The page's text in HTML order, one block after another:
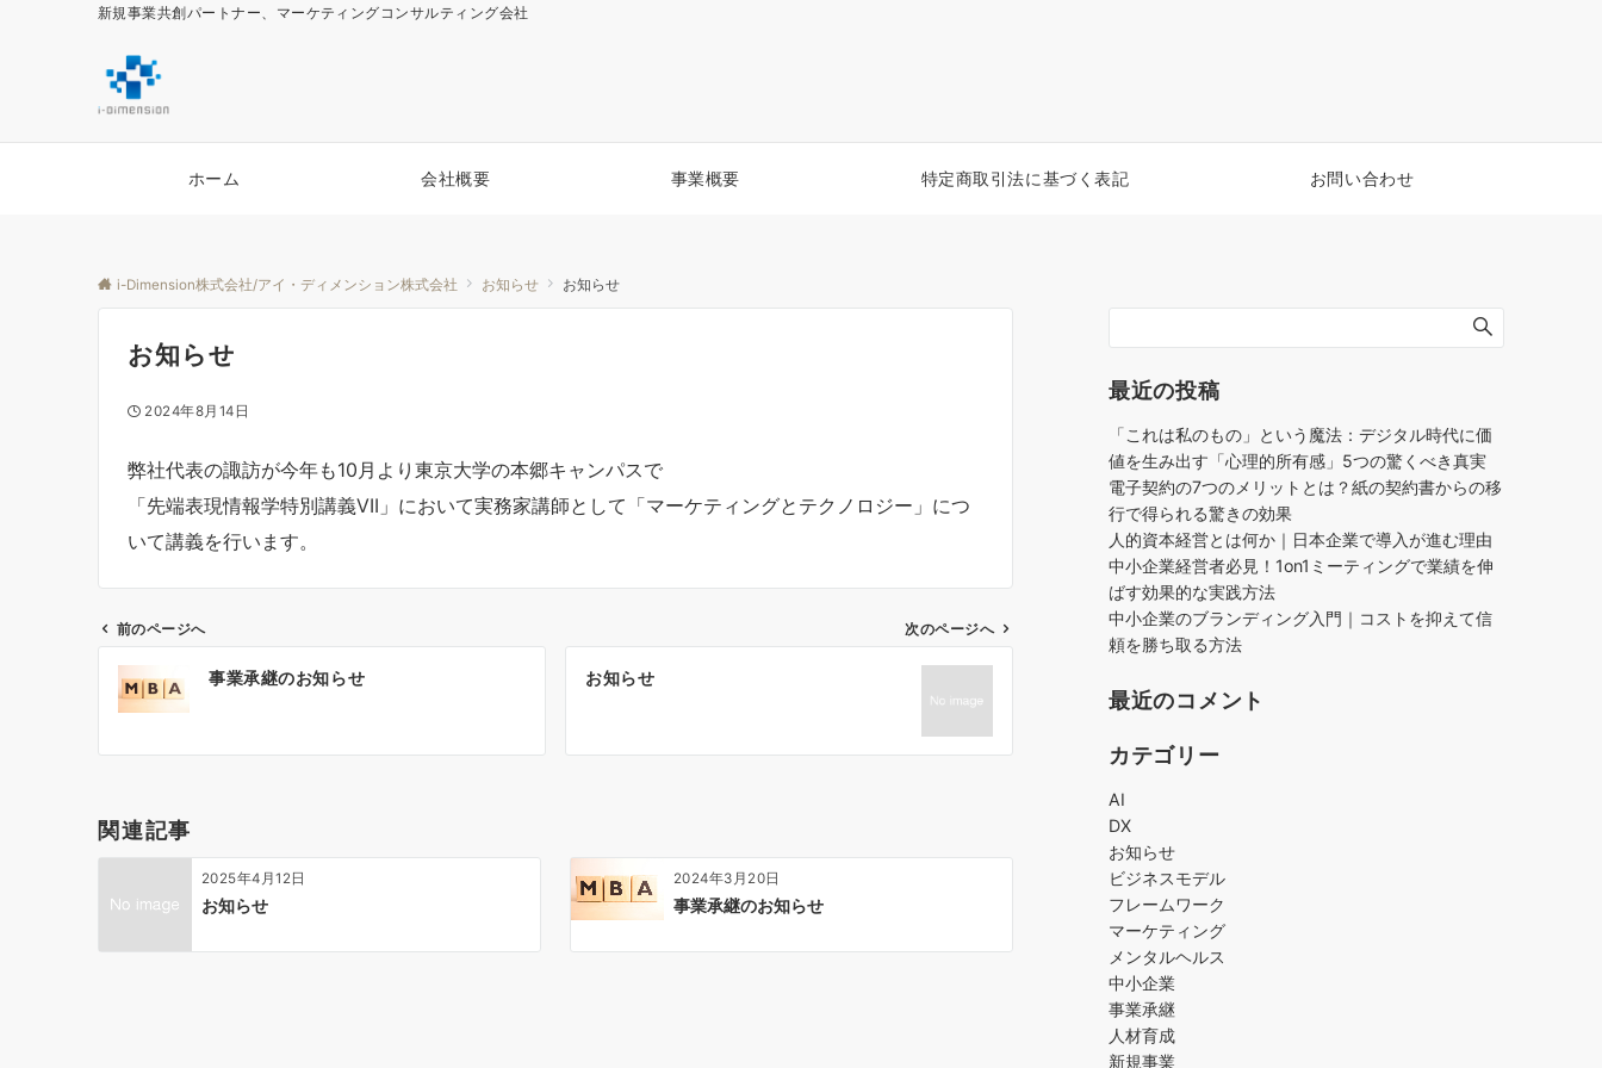
新規事業共創パートナー、マーケティングコンサルティング会社
ホーム 会社概要 事業概要 特定商取引法に基づく表記 お問い合わせ
i-Dimension株式会社/アイ・ディメンション株式会社 お知らせ お知らせ
お知らせ
2024年8月14日
弊社代表の諏訪が今年も10月より東京大学の本郷キャンパスで
「先端表現情報学特別講義VII」において実務家講師として「マーケティングとテクノロジー」につ
いて講義を行います。
シ
ン
前のページへ
事業承継のお知らせ
次のページへ
お知らせ
関連記事
2025年4月12日
お知らせ
2024年3月20日
事業承継のお知らせ
最近の投稿
「これは私のもの」という魔法：デジタル時代に価
値を生み出す「心理的所有感」5つの驚くべき真実
電子契約の7つのメリットとは？紙の契約書からの移
行で得られる驚きの効果
人的資本経営とは何か｜日本企業で導入が進む理由
中小企業経営者必見！1on1ミーティングで業績を伸
ばす効果的な実践方法
中小企業のブランディング入門｜コストを抑えて信
頼を勝ち取る方法
最近のコメント
カテゴリー
AI
DX
お知らせ
ビジネスモデル
フレームワーク
マーケティング
メンタルヘルス
中小企業
事業承継
人材育成
新規事業